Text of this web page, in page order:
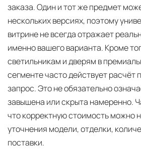
заказа. Один и тот же предмет
нескольких версиях, поэтому
витрине не всегда отражает
именно вашего варианта. Кроме
светильникам и дверям в
сегменте часто действует расчёт
запрос. Это не обязательно
завышена или скрыта намеренно.
что корректную стоимость можно
уточнения модели, отделки,
поставки.